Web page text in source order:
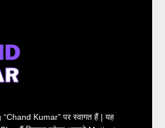
“Chand Kumar” पर स्वागत हैं | यह